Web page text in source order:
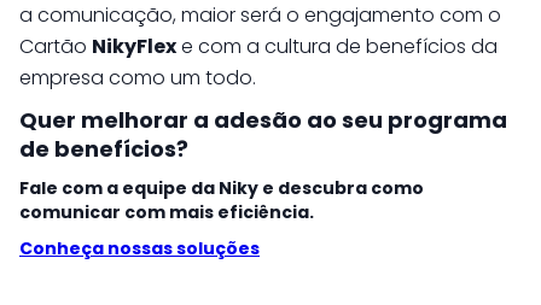
a comunicação, maior será o engajamento com o
Cartão NikyFlexe com a cultura de benefícios da
empresa como um todo.
Quer melhorar a adesão ao seu programa
de benefícios?
Fale com a equipe da Niky e descubra como
comunicar com mais eficiência.
Conheça nossas soluções